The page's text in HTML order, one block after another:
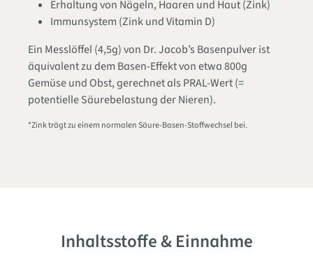
Erhaltung von Nägeln, Haaren und Haut (Zink)
Immunsystem (Zink und Vitamin D)
Ein Messlöffel (4,5g) von Dr. Jacob’s Basenpulver ist
äquivalent zu dem Basen-Effekt von etwa 800g
Gemüse und Obst, gerechnet als PRAL-Wert (=
potentielle Säurebelastung der Nieren).
*Zink trägt zu einem normalen Säure-Basen-Stoffwechsel bei.
Inhaltsstoffe & Einnahme